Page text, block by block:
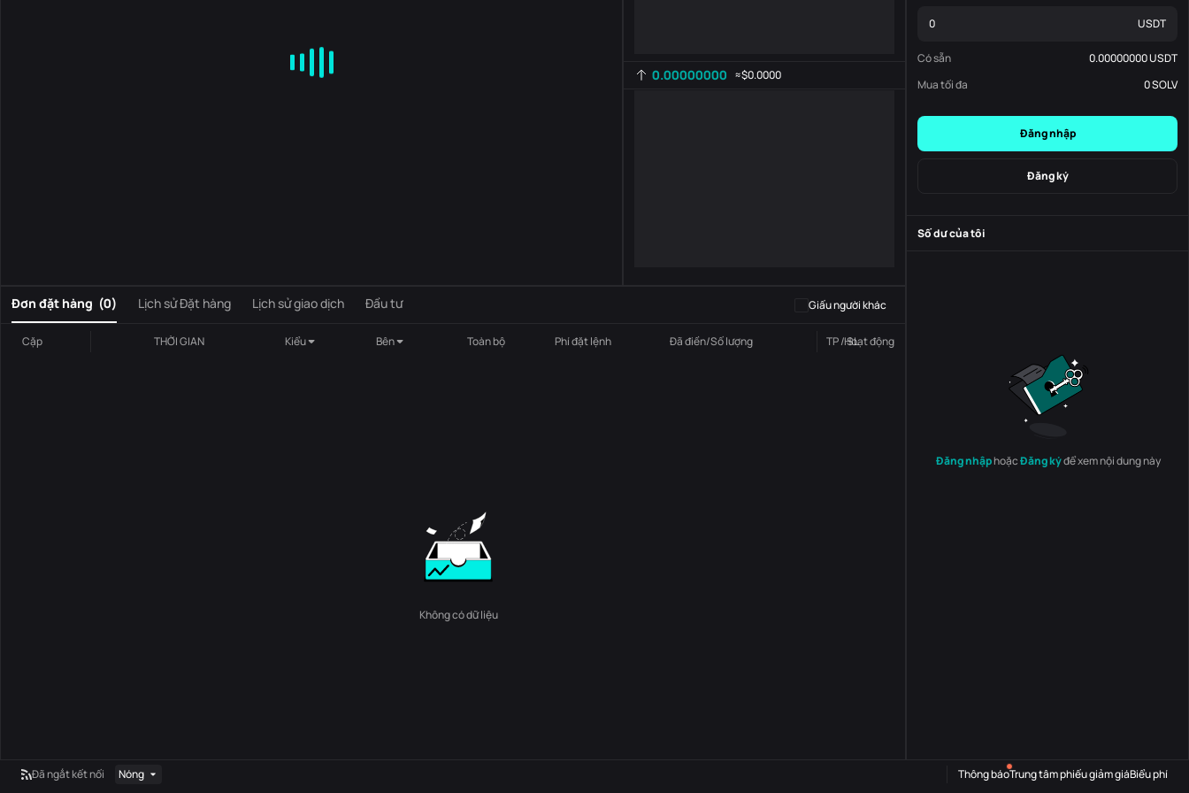
0.00000000 ≈$0.0000
-
Đơn đặt hàng (0) Lịch sử Đặt hàng Lịch sử giao dịch Đầu tư Giấu người khác
Cặp THỜI GIAN Kiểu Bên Toàn bộ Phí đặt lệnh Đã điền/Số lượng TP / SLHoạt động
Không có dữ liệu
USDT
Có sẵn 0.00000000USDT
Mua tối đa
0SOLV
Đăng nhập
Đăng ký
Số dư của tôi
Đăng nhậphoặcĐăng kýđể xem nội dung này
Đã ngắt kết nối Nóng Thông báoTrung tâm phiếu giảm giáBiểu phí